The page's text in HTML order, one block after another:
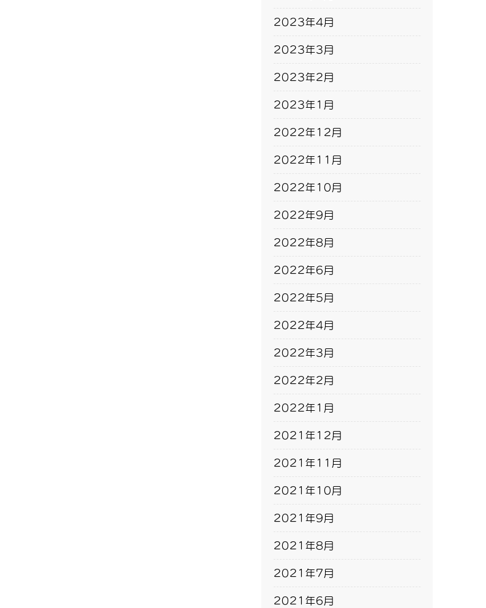
2023年4月
2023年3月
2023年2月
2023年1月
2022年12月
2022年11月
2022年10月
2022年9月
2022年8月
2022年6月
2022年5月
2022年4月
2022年3月
2022年2月
2022年1月
2021年12月
2021年11月
2021年10月
2021年9月
2021年8月
2021年7月
2021年6月